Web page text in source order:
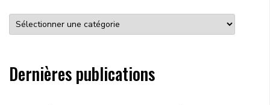
Dernières publications